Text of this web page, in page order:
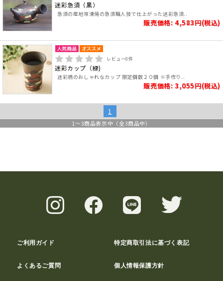
迷彩急須（黒）
急須の産地常滑焼の急須職人技で仕上がった迷彩急須..
販売価格: 4,583円(税込)
レビュー0件
迷彩カップ（緑)
迷彩柄のおしゃれなカップ 限定個数２０個 ※手作り..
販売価格: 3,055円(税込)
1
1 ～3商品表示中（全3商品中）
ご利用ガイド 特定商取引法に基づく表記
よくあるご質問 個人情報保護方針